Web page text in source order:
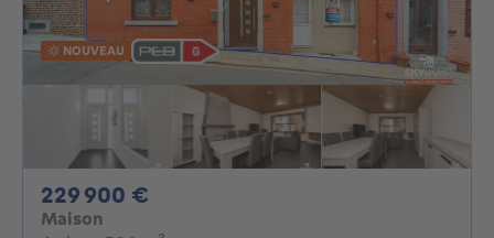
NOUVEAU
229 900 €
Maison